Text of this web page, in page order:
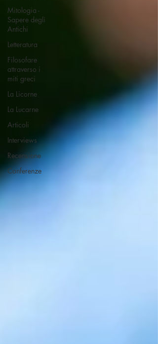
Mitologia -
Sapere degli
Antichi
Letteratura
Filosofare
attraverso i
miti greci
La Licorne
La Lucarne
Articoli
Interviews
Recensione
Conferenze